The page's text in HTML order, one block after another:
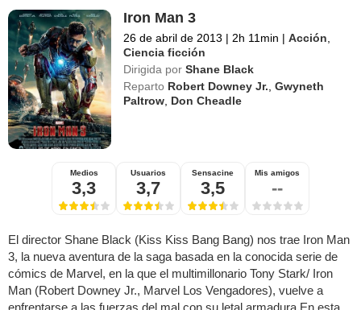
Iron Man 3
26 de abril de 2013 | 2h 11min | Acción
Ciencia ficción
Dirigida por Shane Black
Reparto Robert Downey Jr. ,Gwyneth
Paltrow Don Cheadle
Medios
3,3
Usuarios
3,7
Sensacine
3,5
Mis amigos
--
El director Shane Black (Kiss Kiss Bang Bang) nos trae Iron Man
3, la nueva aventura de la saga basada en la conocida serie de
cómics de Marvel, en la que el multimillonario Tony Stark/ Iron
Man (Robert Downey Jr., Marvel Los Vengadores), vuelve a